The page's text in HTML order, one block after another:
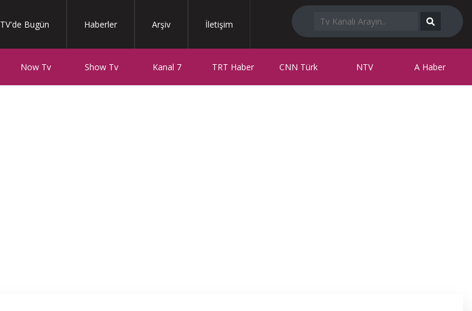
TV'de Bugün Haberler Arşiv İletişim
Now Tv Show Tv Kanal 7 TRT Haber CNN Türk NTV A Haber